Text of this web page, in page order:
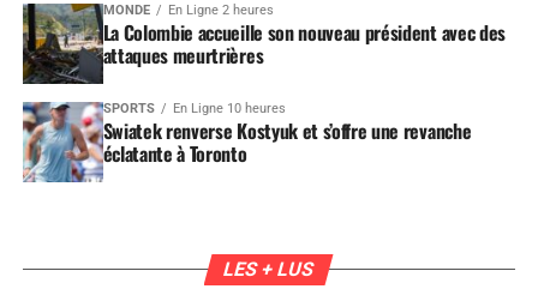
MONDE En Ligne 2 heures
La Colombie accueille son nouveau président avec des
attaques meurtrières
SPORTS En Ligne 10 heures
Swiatek renverse Kostyuk et s’offre une revanche
éclatante à Toronto
LES + LUS